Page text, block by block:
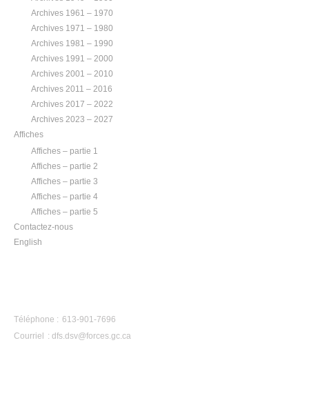
Archives 1961 – 1970
Archives 1971 – 1980
Archives 1981 – 1990
Archives 1991 – 2000
Archives 2001 – 2010
Archives 2011 – 2016
Archives 2017 – 2022
Archives 2023 – 2027
Affiches
Affiches – partie 1
Affiches – partie 2
Affiches – partie 3
Affiches – partie 4
Affiches – partie 5
Contactez-nous
English
Téléphone : 613-901-7696
Courriel : dfs.dsv@forces.gc.ca